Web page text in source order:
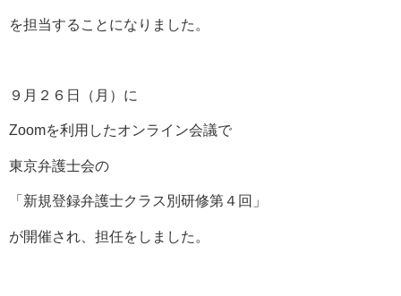
を担当することになりました。
９月２６日（月）に
Zoomを利用したオンライン会議で
東京弁護士会の
「新規登録弁護士クラス別研修第４回」
が開催され、担任をしました。